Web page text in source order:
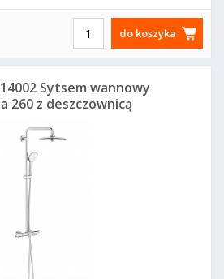
do koszyka
Sytsem wannowy
260 z deszczownicą